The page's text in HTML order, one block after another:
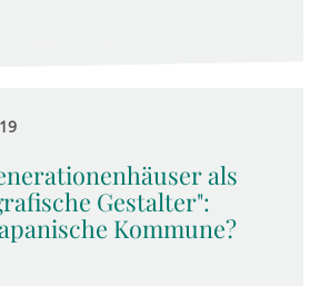
als
Gestalter":
Kommune?